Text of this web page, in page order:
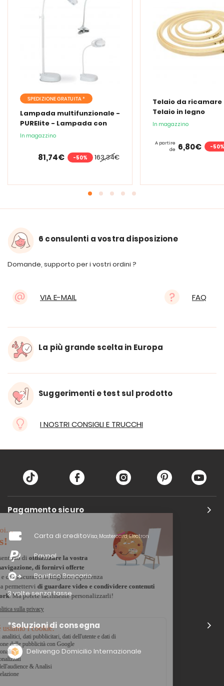
SPEDIZIONE GRATUITA *
Lampada multifunzionale -
PURElite - Lampada con
lente d'ingrandimento
In magazzino
163,34€
81,74€ -50%
Telaio da ricamare
Telaio in legno
In magazzino
A partire
de 6,80€ -50%
6 consulenti a vostra disposizione
Domande, supporto per i vostri ordini ?
VIA E-MAIL FAQ
La più grande scelta in Europa
Suggerimenti e test sul prodotto
I NOSTRI CONSIGLI E TRUCCHI
Pagamento sicuro
Carta di creditoVisa, Mastercard, Electron
Paypal
Bonifico Bancario
3 volte senza tasse
*Soluzioni di consegna
Delivengo Domicilio Internazionale